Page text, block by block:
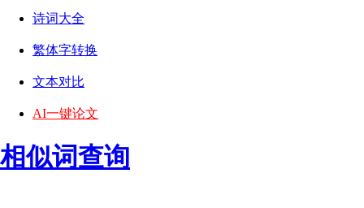
诗词大全
繁体字转换
文本对比
AI一键论文
相似词查询